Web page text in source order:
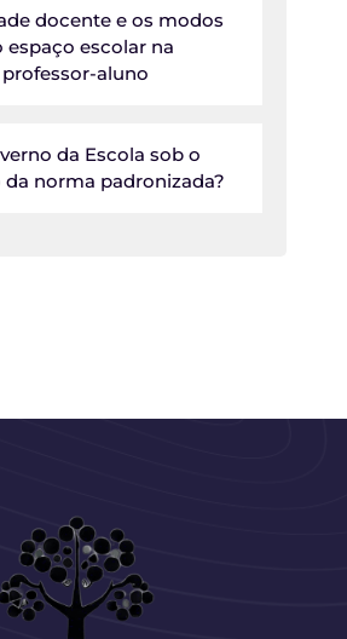
docente e os modos
espaço escolar na
aluno
da Escola sob o
norma padronizada?